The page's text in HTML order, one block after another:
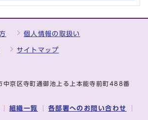
個人情報の取扱い
サイトマップ
京区寺町通御池上る上本能寺前町488番
組織一覧 各部署へのお問い合わせ